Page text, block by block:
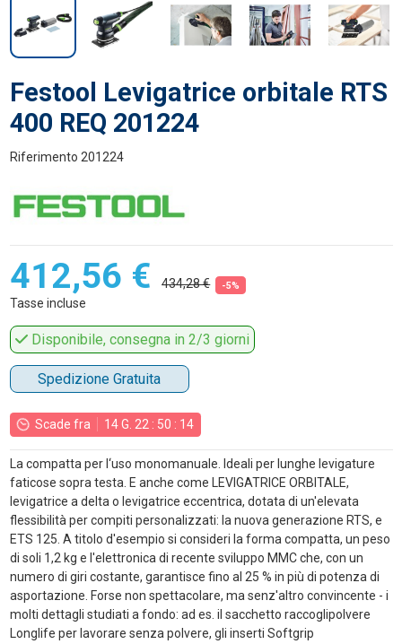
Festool Levigatrice orbitale RTS
400 REQ 201224
Riferimento 201224
412,56 € 434,28 € -5%
Tasse incluse
Disponibile, consegna in 2/3 giorni
Spedizione Gratuita
Scade fra 14G. 22 : 50 : 13
La compatta per l‘uso monomanuale. Ideali per lunghe levigature
faticose sopra testa. E anche come LEVIGATRICE ORBITALE,
levigatrice a delta o levigatrice eccentrica, dotata di un'elevata
flessibilità per compiti personalizzati: la nuova generazione RTS, e
ETS 125. A titolo d'esempio si consideri la forma compatta, un peso
di soli 1,2 kg e l'elettronica di recente sviluppo MMC che, con un
numero di giri costante, garantisce fino al 25 % in più di potenza di
asportazione. Forse non spettacolare, ma senz'altro convincente - i
molti dettagli studiati a fondo: ad es. il sacchetto raccoglipolvere
Longlife per lavorare senza polvere, gli inserti Softgrip